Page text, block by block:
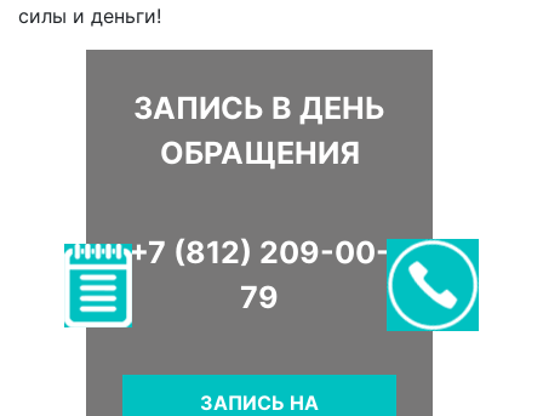
силы и деньги!
ЗАПИСЬ В ДЕНЬ
ОБРАЩЕНИЯ
+7 (812) 209-00-
79
ЗАПИСЬ НА